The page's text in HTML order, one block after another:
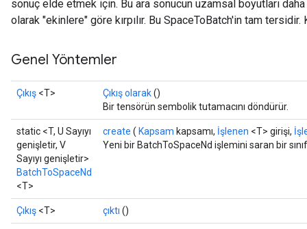
sonuç elde etmek için. Bu ara sonucun uzamsal boyutları
olarak "ekinlere" göre kırpılır. Bu SpaceToBatch'in tam tersidir.
Genel Yöntemler
Çıkış <T> Çıkış olarak()
Bir tensörün sembolik tutamacını döndürür.
static <T, U Sayıyı
genişletir, V
Sayıyı genişletir>
BatchToSpaceNd
<T>
create ( Kapsam kapsamı, İşlenen <T> girişi,
Yeni bir BatchToSpaceNd işlemini saran bir
Çıkış <T> çıktı ()